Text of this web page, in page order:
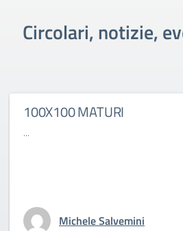
Circolari, notizie,
100X100 MATURI
...
Michele Salvemini